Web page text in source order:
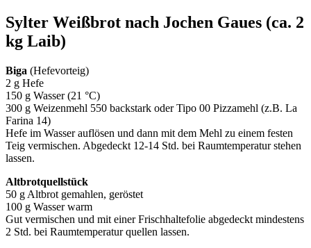
Sylter Weißbrot nach Jochen Gaues (ca. 2
kg Laib)
Biga (Hefevorteig)
2 g Hefe
150 g Wasser (21 °C)
300 g Weizenmehl 550 backstark oder Tipo 00 Pizzamehl (z.B. La
Farina 14)
Hefe im Wasser auflösen und dann mit dem Mehl zu einem festen
Teig vermischen. Abgedeckt 12-14 Std. bei Raumtemperatur stehen
lassen.
Altbrotquellstück
50 g Altbrot gemahlen, geröstet
100 g Wasser warm
Gut vermischen und mit einer Frischhaltefolie abgedeckt mindestens
2 Std. bei Raumtemperatur quellen lassen.